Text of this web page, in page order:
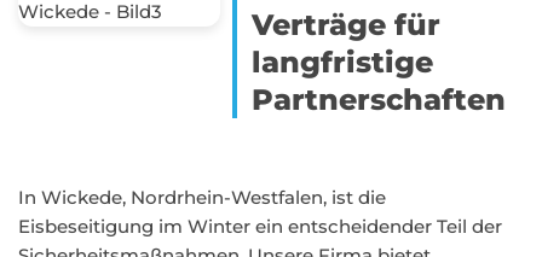
Verträge für
langfristige
Partnerschaften
In Wickede, Nordrhein-Westfalen, ist die
Eisbeseitigung im Winter ein entscheidender Teil der